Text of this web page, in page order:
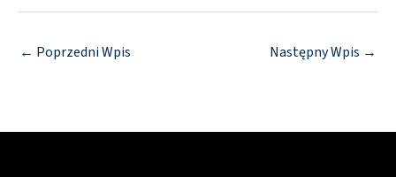
← Poprzedni Wpis Następny Wpis →